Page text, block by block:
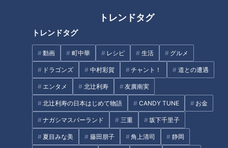
トレンドタグ
トレンドタグ
動画 町中華 レシピ 生活 グルメ
ドラゴンズ 中村彩賀 チャント！ 道との遭遇
エンタメ 北辻利寿 友廣南実
北辻利寿の日本はじめて物語 CANDY TUNE お金
ナガシマスパーランド 三重 坂下千里子
夏目みな美 藤田朋子 角上清司 静岡
知っておきたい朝の異変（2）モーニングアタック
知っておきたい朝の異変（3）血圧高めのサイン
オススメ関連コンテンツ
知っておきたい朝の異変（1）手のこわばり